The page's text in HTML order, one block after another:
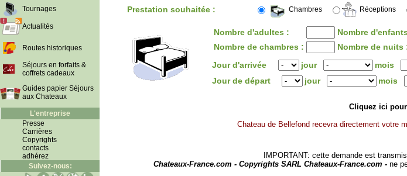
Tournages
Actualités
Routes historiques
Séjours en forfaits &
coffrets cadeaux
Guides papier Séjours
aux Chateaux
L'entreprise
Presse
Carrières
Copyrights
contacts
adhérez
Suivez-nous:
Prestation souhaitée : Chambres Réceptions
Nombre d'adultes :
Nombre
Nombre de chambres :
Nombre de nuits
Jour d'arrivée
jour mois
Jour de départ
jour mois
Cliquez ici
Chateau de Bellefond recevra directement votre
IMPORTANT: cette demande est
Chateaux-France.com - Copyrights SARL Chateaux-France.com - ne